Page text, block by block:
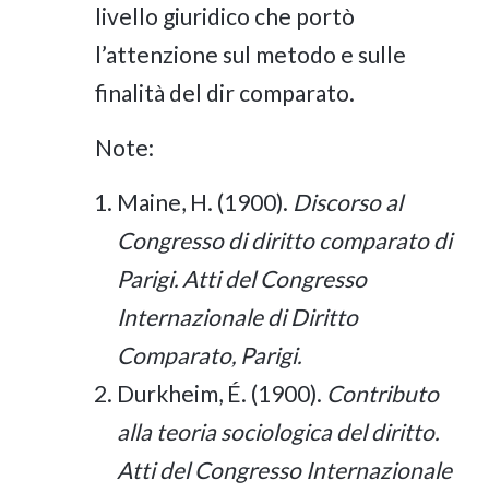
livello giuridico che portò
l’attenzione sul metodo e sulle
finalità del dir comparato.
Note:
Maine, H. (1900). Discorso al
Congresso di diritto comparato di
Parigi. Atti del Congresso
Internazionale di Diritto
Comparato, Parigi.
Durkheim, É. (1900). Contributo
alla teoria sociologica del diritto.
Atti del Congresso Internazionale